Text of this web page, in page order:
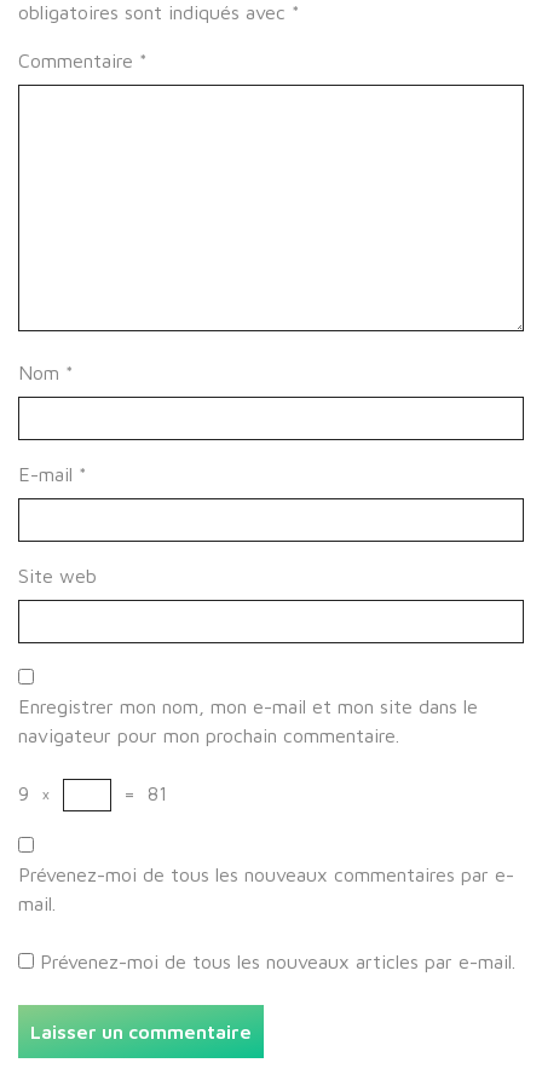
obligatoires sont indiqués avec *
Commentaire *
Nom *
E-mail *
Site web
Enregistrer mon nom, mon e-mail et mon site dans le
navigateur pour mon prochain commentaire.
9 × = 81
Prévenez-moi de tous les nouveaux commentaires par e-
mail.
Prévenez-moi de tous les nouveaux articles par e-mail.